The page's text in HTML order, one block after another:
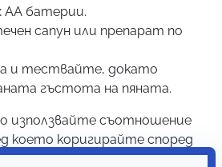
батерии.
сапун или препарат по
и тествайте, докато
гъстота на пяната.
използвайте съотношение
което коригирайте според